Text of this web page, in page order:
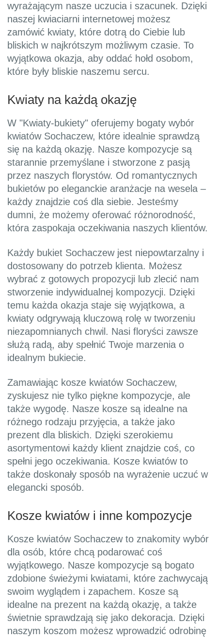
wyrażającym nasze uczucia i szacunek. Dzięki
naszej kwiaciarni internetowej możesz
zamówić kwiaty, które dotrą do Ciebie lub
bliskich w najkrótszym możliwym czasie. To
wyjątkowa okazja, aby oddać hołd osobom,
które były bliskie naszemu sercu.
Kwiaty na każdą okazję
W "Kwiaty-bukiety" oferujemy bogaty wybór
kwiatów Sochaczew, które idealnie sprawdzą
się na każdą okazję. Nasze kompozycje są
starannie przemyślane i stworzone z pasją
przez naszych florystów. Od romantycznych
bukietów po eleganckie aranżacje na wesela –
każdy znajdzie coś dla siebie. Jesteśmy
dumni, że możemy oferować różnorodność,
która zaspokaja oczekiwania naszych klientów.
Każdy bukiet Sochaczew jest niepowtarzalny i
dostosowany do potrzeb klienta. Możesz
wybrać z gotowych propozycji lub zlecić nam
stworzenie indywidualnej kompozycji. Dzięki
temu każda okazja staje się wyjątkowa, a
kwiaty odgrywają kluczową rolę w tworzeniu
niezapomnianych chwil. Nasi floryści zawsze
służą radą, aby spełnić Twoje marzenia o
idealnym bukiecie.
Zamawiając kosze kwiatów Sochaczew,
zyskujesz nie tylko piękne kompozycje, ale
także wygodę. Nasze kosze są idealne na
różnego rodzaju przyjęcia, a także jako
prezent dla bliskich. Dzięki szerokiemu
asortymentowi każdy klient znajdzie coś, co
spełni jego oczekiwania. Kosze kwiatów to
także doskonały sposób na wyrażenie uczuć w
elegancki sposób.
Kosze kwiatów i inne kompozycje
Kosze kwiatów Sochaczew to znakomity wybór
dla osób, które chcą podarować coś
wyjątkowego. Nasze kompozycje są bogato
zdobione świeżymi kwiatami, które zachwycają
swoim wyglądem i zapachem. Kosze są
idealne na prezent na każdą okazję, a także
świetnie sprawdzają się jako dekoracja. Dzięki
naszym koszom możesz wprowadzić odrobinę